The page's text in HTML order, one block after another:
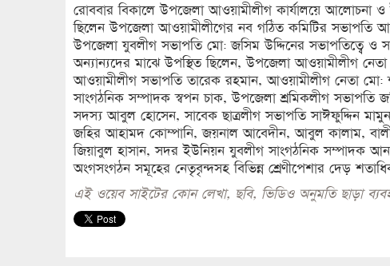
রোববার বিকালে উপজেলা আওয়ামীলীগ কার্যালয়ে আলোচনা ও
ছিলেন উপজেলা আওয়ামীলীগের নব গঠিত কমিটির সভাপতি
উপজেলা যুবলীগ সভাপতি মো: জসিম উদ্দিনের সভাপতিত্বে ও
অন্যান্যদের মাঝে উপস্থিত ছিলেন, উপজেলা আওয়ামীলীগ
আওয়ামীলীগ সভাপতি তারেক রহমান, আওয়ামীলীগ নেতা মো:
সাংগঠনিক সম্পাদক স্বপন চাক, উপজেলা শ্রমিকলীগ সভাপতি
সদস্য আবুল হোসেন, সাবেক ছাত্রলীগ সভাপতি সাঈফুদ্দিন
জহির আহামদ কোম্পানি, জয়নাল আবেদীন, আবুল কালাম,
জিয়াবুল হাসান, সদর ইউনিয়ন যুবলীগ সাংগঠনিক সম্পাদক
অংগসংগঠন সমূহের নেতৃবৃন্দসহ বিভিন্ন শ্রেণীপেশার দেড়
এই ওয়েব সাইটের কোন লেখা, ছবি, ভিডিও অনুমতি ছাড়া